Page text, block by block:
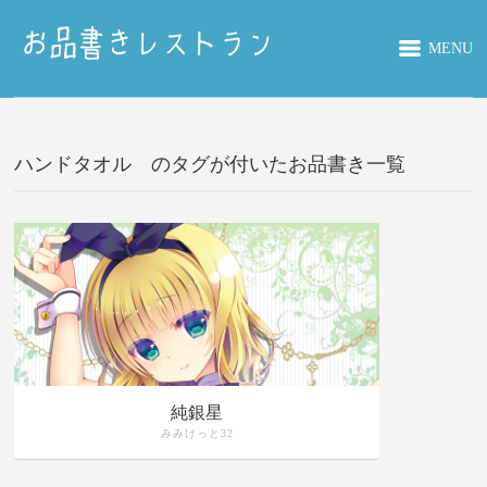
MENU
ハンドタオル のタグが付いたお品書き一覧
純銀星
みみけっと32